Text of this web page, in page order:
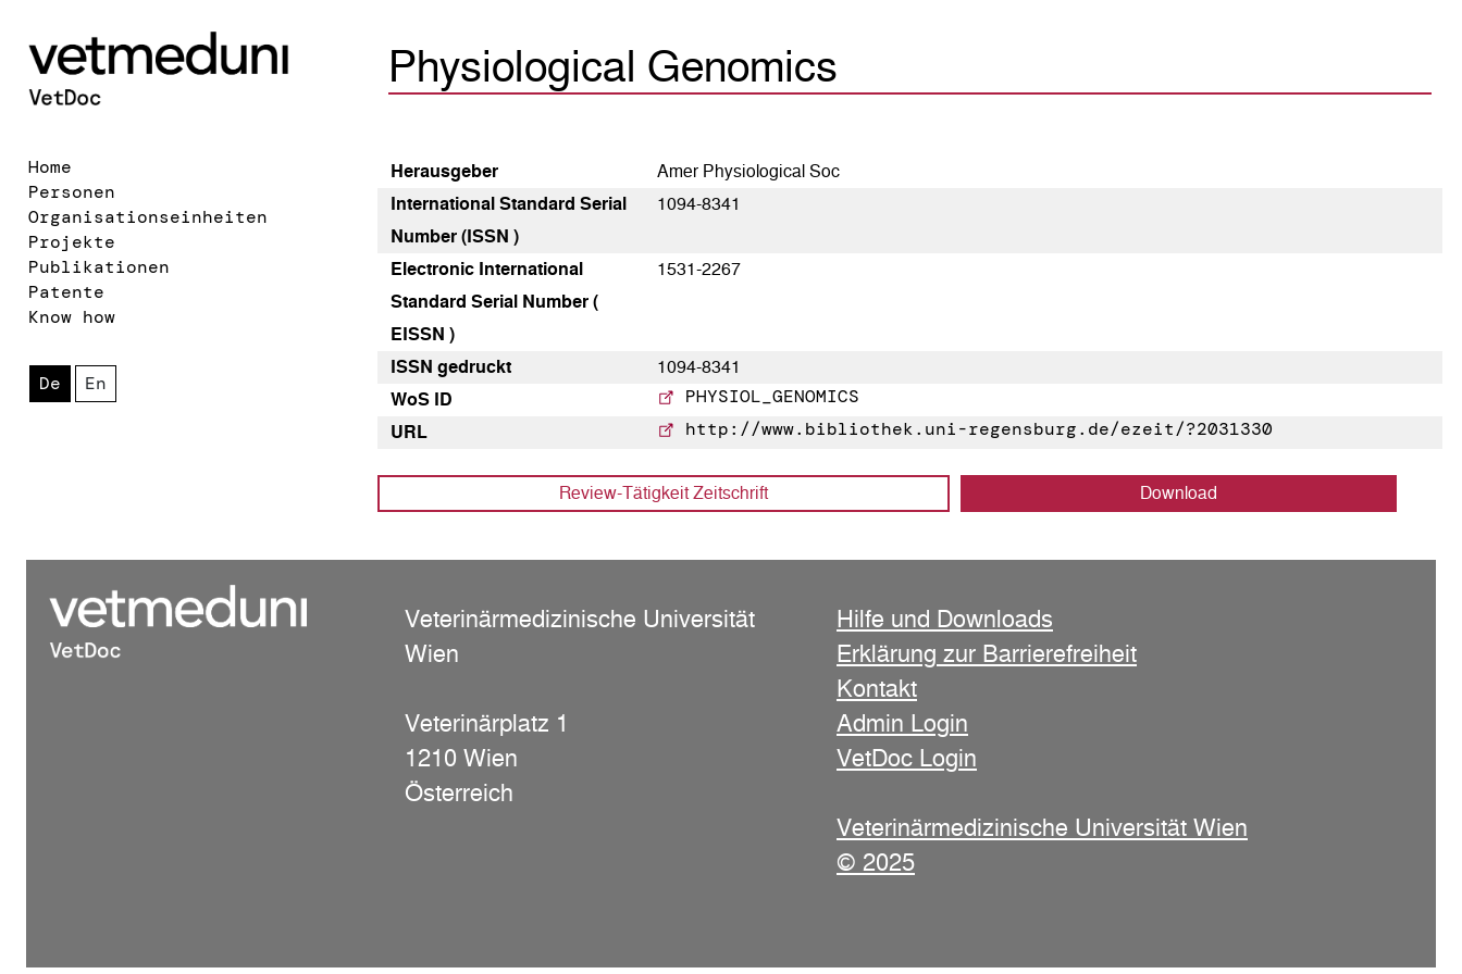
Home
Personen
Organisationseinheiten
Projekte
Publikationen
Patente
Know how
De En
Physiological Genomics
Heraus­geber
Amer Physiological Soc
International Standard Serial
Number (ISSN )
1094-8341
Electronic International
Standard Serial Number (
EISSN )
1531-2267
ISSN gedruckt
1094-8341
WoS ID
PHYSIOL_GENOMICS
URL http://www.bibliothek.uni-regensburg.de/ezeit/?2031330
Review-Tätigkeit Zeitschrift Download
Veterinärmedizinische Universität
Wien
Veterinärplatz 1
1210 Wien
Österreich
Hilfe und Downloads
Erklärung zur Barrierefreiheit
Kontakt
Admin Login
VetDoc Login
Veterinärmedizinische Universität Wien
© 2025